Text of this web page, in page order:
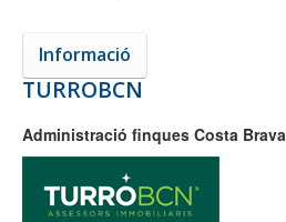
Informació
TURROBCN
Administració finques Costa Brava